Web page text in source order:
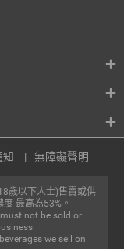
歲以下人士)售賣或供
最高為53%。
not be sold or
we sell on
無障礙聲明